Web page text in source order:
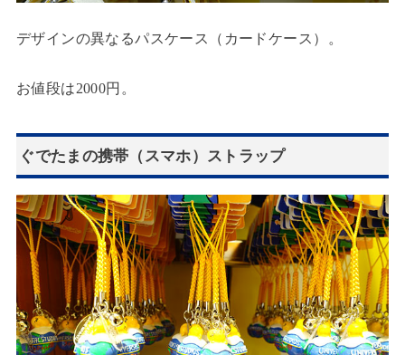
デザインの異なるパスケース（カードケース）。
お値段は2000円。
ぐでたまの携帯（スマホ）ストラップ